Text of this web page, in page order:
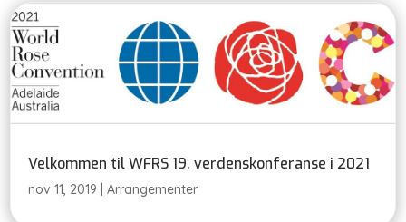
Velkommen til WFRS 19. verdenskonferanse i 2021
nov 11, 2019 |Arrangementer